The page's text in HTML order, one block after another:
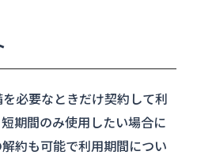
必要なときだけ契約して利
期間のみ使用したい場合に
約も可能で利用期間につい